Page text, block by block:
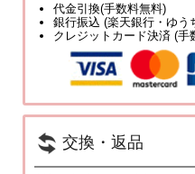
代金引換(手数料無料)
銀行振込 (楽天銀行・ゆう
クレジットカード決済 (手
交換・返品